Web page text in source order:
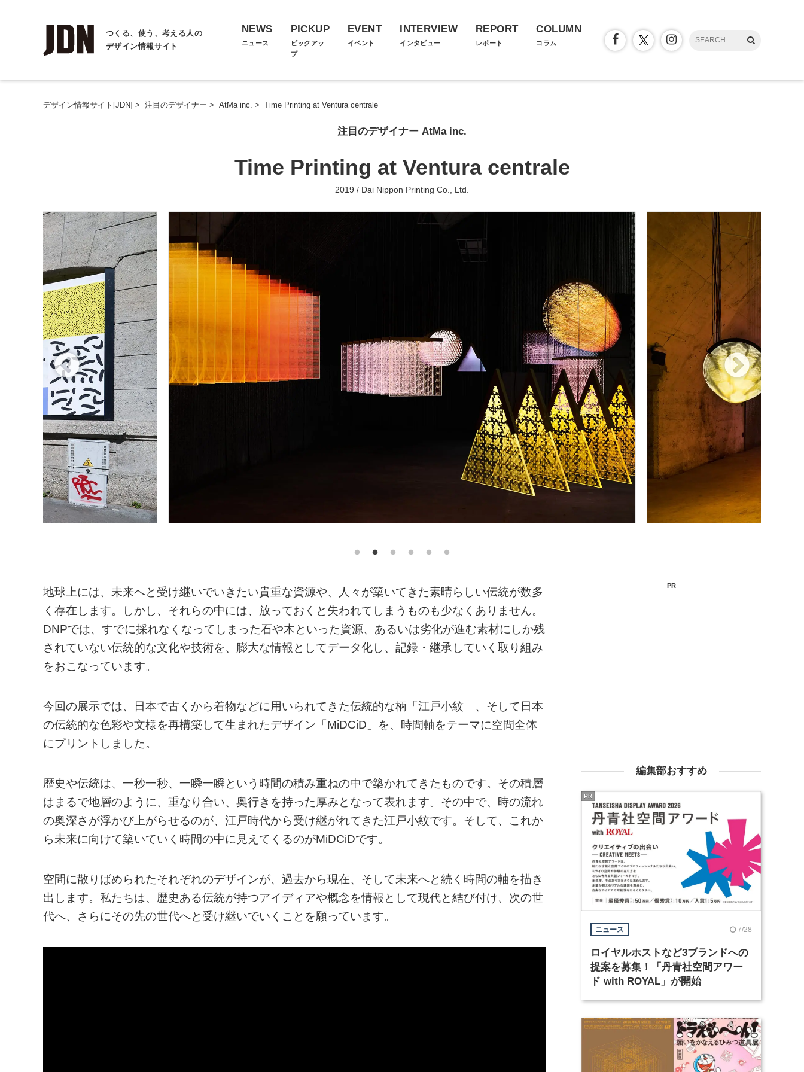
つくる、使う、考える人の
デザイン情報サイト
NEWS
ニュース
PICKUP
ピックアッ
プ
EVENT
イベント
INTERVIEW
インタビュー
REPORT
レポート
COLUMN
コラム
デザイン情報サイト[JDN] > 注目のデザイナー > AtMa inc. > Time Printing at Ventura centrale
注目のデザイナー AtMa inc.
Time Printing at Ventura centrale
2019 / Dai Nippon Printing Co., Ltd.
地球上には、未来へと受け継いでいきたい貴重な資源や、人々が築いてきた素晴らしい伝統が数多
く存在します。しかし、それらの中には、放っておくと失われてしまうものも少なくありません。
DNPでは、すでに採れなくなってしまった石や木といった資源、あるいは劣化が進む素材にしか残
されていない伝統的な文化や技術を、膨大な情報としてデータ化し、記録・継承していく取り組み
をおこなっています。
今回の展示では、日本で古くから着物などに用いられてきた伝統的な柄「江戸小紋」、そして日本
の伝統的な色彩や文様を再構築して生まれたデザイン「MiDCiD」を、時間軸をテーマに空間全体
にプリントしました。
歴史や伝統は、一秒一秒、一瞬一瞬という時間の積み重ねの中で築かれてきたものです。その積層
はまるで地層のように、重なり合い、奥行きを持った厚みとなって表れます。その中で、時の流れ
の奥深さが浮かび上がらせるのが、江戸時代から受け継がれてきた江戸小紋です。そして、これか
ら未来に向けて築いていく時間の中に見えてくるのがMiDCiDです。
空間に散りばめられたそれぞれのデザインが、過去から現在、そして未来へと続く時間の軸を描き
出します。私たちは、歴史ある伝統が持つアイディアや概念を情報として現代と結び付け、次の世
代へ、さらにその先の世代へと受け継いでいくことを願っています。
PR
編集部おすすめ
ニュース 7/28
ロイヤルホストなど3ブランドへの
提案を募集！「丹青社空間アワー
ド with ROYAL」が開始
PR